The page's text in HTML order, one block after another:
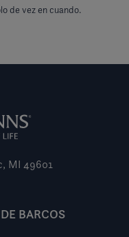
de vez en cuando.
MI 49601
BARCOS